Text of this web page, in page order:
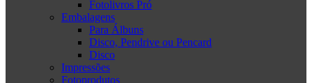
Fotolivros Pró
Embalagens
Para Álbuns
Disco, Pendrive ou Pencard
Disco
Impressões
Fotoprodutos